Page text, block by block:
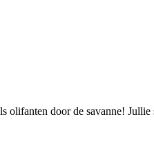
olifanten door de savanne!